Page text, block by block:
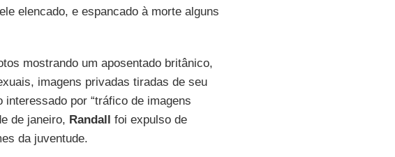
elencado, e espancado à morte alguns
mostrando um aposentado britânico,
imagens privadas tiradas de seu
por “tráfico de imagens
de janeiro, Randall foi expulso de
da juventude.